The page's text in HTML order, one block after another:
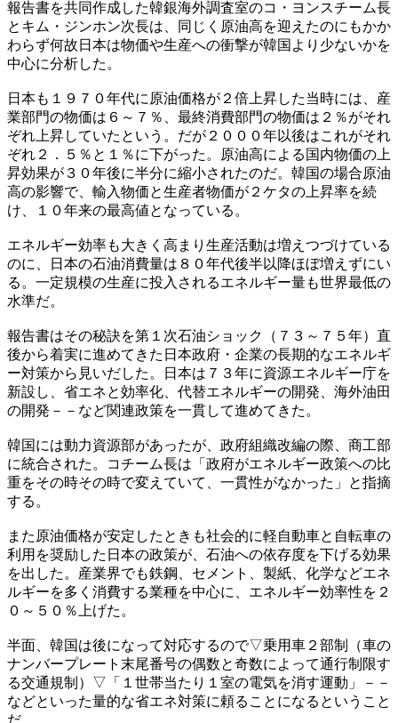
報告書を共同作成した韓銀海外調査室のコ・ヨンスチーム長
とキム・ジンホン次長は、同じく原油高を迎えたのにもかか
わらず何故日本は物価や生産への衝撃が韓国より少ないかを
中心に分析した。
日本も１９７０年代に原油価格が２倍上昇した当時には、産
業部門の物価は６～７％、最終消費部門の物価は２％がそれ
ぞれ上昇していたという。だが２０００年以後はこれがそれ
ぞれ２．５％と１％に下がった。原油高による国内物価の上
昇効果が３０年後に半分に縮小されたのだ。韓国の場合原油
高の影響で、輸入物価と生産者物価が２ケタの上昇率を続
け、１０年来の最高値となっている。
エネルギー効率も大きく高まり生産活動は増えつづけている
のに、日本の石油消費量は８０年代後半以降ほぼ増えずにい
る。一定規模の生産に投入されるエネルギー量も世界最低の
水準だ。
報告書はその秘訣を第１次石油ショック（７３～７５年）直
後から着実に進めてきた日本政府・企業の長期的なエネルギ
ー対策から見いだした。日本は７３年に資源エネルギー庁を
新設し、省エネと効率化、代替エネルギーの開発、海外油田
の開発－－など関連政策を一貫して進めてきた。
韓国には動力資源部があったが、政府組織改編の際、商工部
に統合された。コチーム長は「政府がエネルギー政策への比
重をその時その時で変えていて、一貫性がなかった」と指摘
する。
また原油価格が安定したときも社会的に軽自動車と自転車の
利用を奨励した日本の政策が、石油への依存度を下げる効果
を出した。産業界でも鉄鋼、セメント、製紙、化学などエネ
ルギーを多く消費する業種を中心に、エネルギー効率性を２
０～５０％上げた。
半面、韓国は後になって対応するので▽乗用車２部制（車の
ナンバープレート末尾番号の偶数と奇数によって通行制限す
る交通規制）▽「１世帯当たり１室の電気を消す運動」－－
などといった量的な省エネ対策に頼ることになるということ